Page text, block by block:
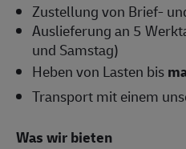
Zustellung von Brief-
Auslieferung an 5
und Samstag)
Heben von Lasten bis
Transport mit einem
Was wir bieten